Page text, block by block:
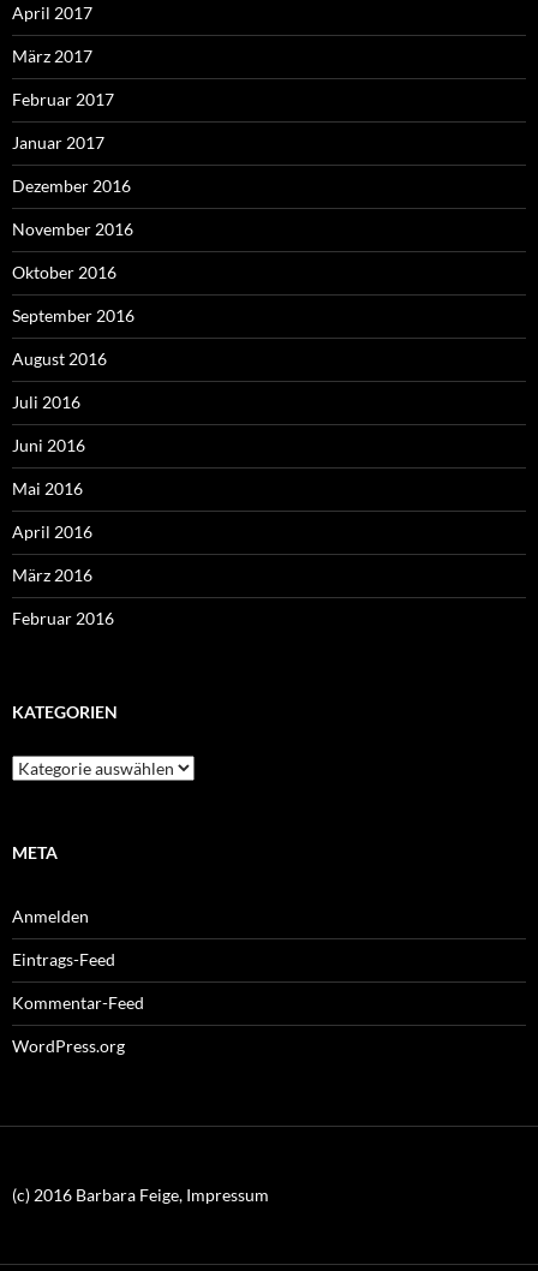
April 2017
März 2017
Februar 2017
Januar 2017
Dezember 2016
November 2016
Oktober 2016
September 2016
August 2016
Juli 2016
Juni 2016
Mai 2016
April 2016
März 2016
Februar 2016
KATEGORIEN
Kategorien
META
Anmelden
Eintrags-Feed
Kommentar-Feed
WordPress.org
(c) 2016 Barbara Feige, Impressum